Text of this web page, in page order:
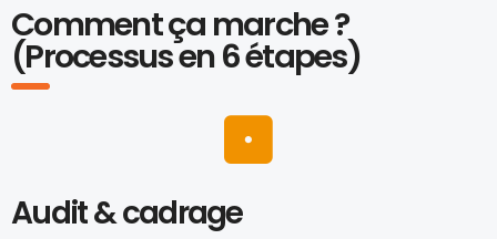
Comment ça marche ?
(Processus en 6 étapes)
Audit & cadrage